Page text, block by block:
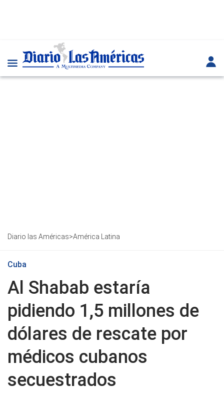
Diario las Américas>América Latina
Cuba
Al Shabab estaría
pidiendo 1,5 millones de
dólares de rescate por
médicos cubanos
secuestrados